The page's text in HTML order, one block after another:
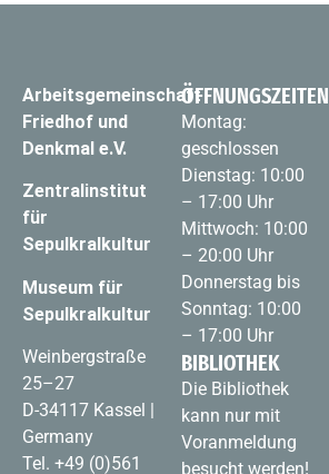
Arbeitsgemeinschaft
Friedhof und
Denkmal e.V.
Zentralinstitut
für
Sepulkralkultur
Museum für
Sepulkralkultur
Weinbergstraße
25–27
D-34117 Kassel |
Germany
Tel. +49 (0)561
ÖFFNUNGSZEITEN
Montag:
geschlossen
Dienstag: 10:00
– 17:00 Uhr
Mittwoch: 10:00
– 20:00 Uhr
Donnerstag bis
Sonntag: 10:00
– 17:00 Uhr
BIBLIOTHEK
Die Bibliothek
kann nur mit
Voranmeldung
besucht werden!